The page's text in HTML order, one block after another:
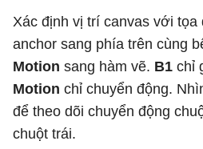
self.pointer_frame
            self.root,
            text=
"Size",
            bd=
5,
            bg=
"white",
            font=(
Xác định vị trí canvas với
anchor sang phía trên cùng
Motion sang hàm vẽ. B1 chỉ
Motion chỉ chuyển động.
để theo dõi chuyển động
chuột trái.